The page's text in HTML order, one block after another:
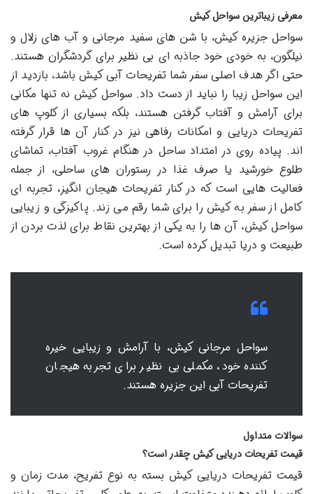
معرفی زیباترین سواحل کیش
سواحل جزیره کیش، با شن های سفید مرجانی و آب های زلال و
نیلگون، به خودی خود جاذبه ای بی نظیر برای گردشگران هستند.
حتی اگر هدف اصلی سفر شما تفریحات آبی کیش باشد، بازدید از
این سواحل زیبا را نباید از دست داد. سواحل کیش نه تنها مکانی
برای آرامش و آفتاب گرفتن هستند، بلکه بسیاری از کلوپ های
تفریحات دریایی و امکانات رفاهی نیز در کنار آن ها قرار گرفته
اند. پیاده روی در امتداد ساحل در هنگام غروب آفتاب، تماشای
طلوع خورشید یا صرف غذا در رستوران های ساحلی، از جمله
فعالیت هایی است که در کنار تفریحات هیجان انگیز، تجربه ای
کامل از سفر به کیش را برای شما رقم می زند. پاکیزگی و زیبایی
سواحل کیش، آن ها را به یکی از بهترین نقاط برای لذت بردن از
طبیعت و دریا تبدیل کرده است.
سواحل مرجانی کیش، با آرامش و زیبایی خیره
کننده خود، مکملی بی نظیر برای تجربه هیجان
تفریحات آبی این جزیره هستند.
سوالات متداول
قیمت تفریحات دریایی کیش چقدر است؟
قیمت تفریحات دریایی کیش بسته به نوع تفریح، مدت زمان و